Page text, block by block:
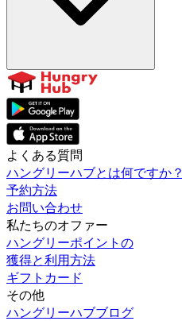
よくある質問
ハングリーハブとは何ですか？
予約方法
お問い合わせ
私たちのオファー
ハングリーポイントの
獲得と利用方法
ギフトカード
その他
ハングリーハブブログ